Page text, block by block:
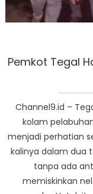
Pemkot Tegal
Channel9.id –
kolam
menjadi perhatian
kalinya dalam dua
tanpa ada
memiskinkan